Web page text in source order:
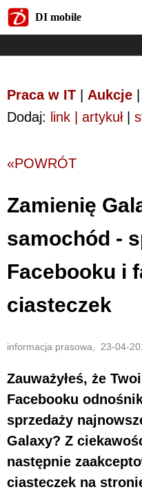
DI mobile
Praca w IT Aukcje
Dodaj: link | artykuł|
«POWRÓT
Zamienię
samochód -
Facebooku i
ciasteczek
informacja prasowa, 23-04-
Zauważyłeś, że
Facebooku
sprzedaży
Galaxy? Z
następnie
ciasteczek na
DI mobile